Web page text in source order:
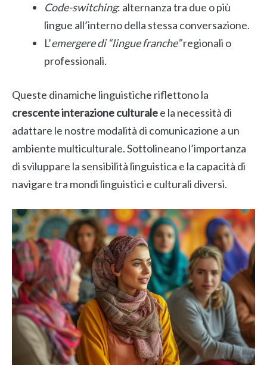
Code-switching: alternanza tra due o più
lingue all’interno della stessa conversazione.
L’emergere di “lingue franche”regionali o
professionali.
Queste dinamiche linguistiche riflettono la
crescente interazione culturalee la necessità di
adattare le nostre modalità di comunicazione a un
ambiente multiculturale. Sottolineano l’importanza
di sviluppare la sensibilità linguistica e la capacità di
navigare tra mondi linguistici e culturali diversi.